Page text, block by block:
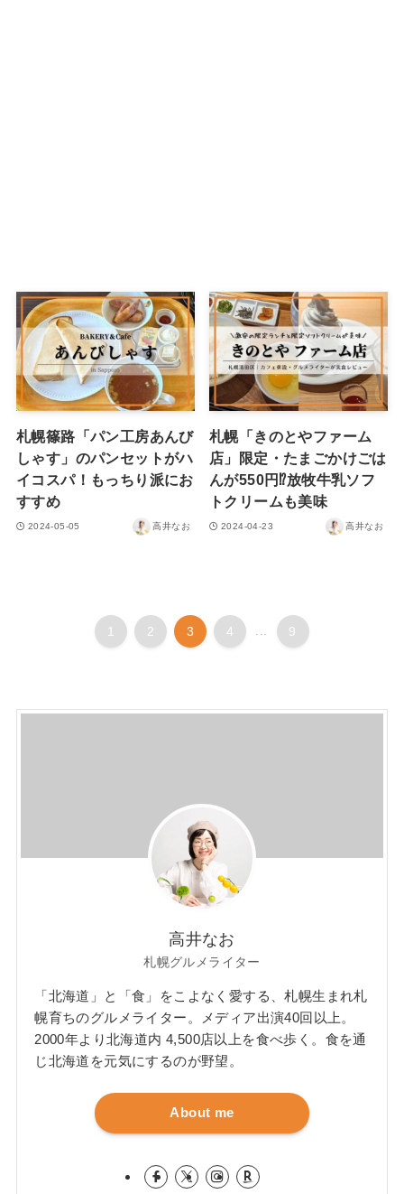
札幌篠路「パン工房あんび
しゃす」のパンセットがハ
イコスパ！もっちり派にお
すすめ
2024-05-05 高井なお
札幌「きのとやファーム
店」限定・たまごかけごは
んが550円⁉放牧牛乳ソフ
トクリームも美味
2024-04-23 高井なお
1 2 3 4 9
高井なお
札幌グルメライター
「北海道」と「食」をこよなく愛する、札幌生まれ札
幌育ちのグルメライター。メディア出演40回以上。
2000年より北海道内 4,500店以上を食べ歩く。食を通
じ北海道を元気にするのが野望。
About me